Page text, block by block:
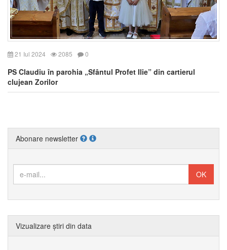
21 Iul 2024 2085 0
PS Claudiu în parohia „Sfântul Profet Ilie” din cartierul
clujean Zorilor
Abonare newsletter
Vizualizare știri din data